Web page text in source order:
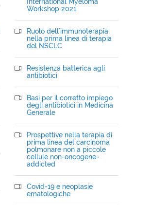
Workshop 2021
Ruolo dell'immunoterapia
nella prima linea di terapia
del NSCLC
Resistenza batterica agli
antibiotici
Basi per il corretto impiego
degli antibiotici in Medicina
Generale
Prospettive nella terapia di
prima linea del carcinoma
polmonare non a piccole
cellule non-oncogene-
addicted
Covid-19 e neoplasie
ematologiche